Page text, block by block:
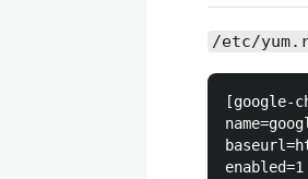
/etc/
[google-
enabled=1